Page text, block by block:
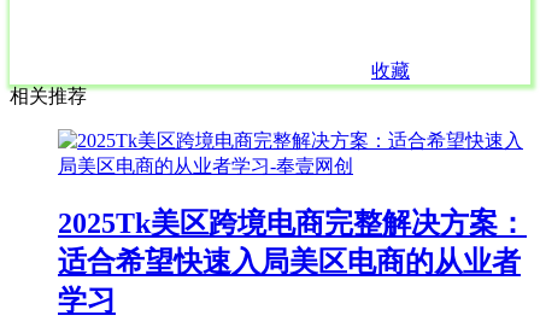
收藏
相关推荐
2025Tk美区跨境电商完整解决方案：
适合希望快速入局美区电商的从业者
学习